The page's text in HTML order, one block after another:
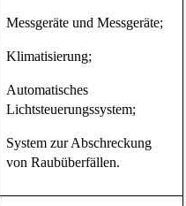
Messgeräte und Messgeräte;
Klimatisierung;
Automatisches
Lichtsteuerungssystem;
System zur Abschreckung
von Raubüberfällen.